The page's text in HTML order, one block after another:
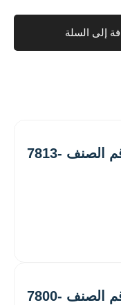
إلى السلة
ورق جدران 16 متر مربع – رقم الصنف ‎7813-
ورق جدران 16 متر مربع – رقم الصنف ‎7800-